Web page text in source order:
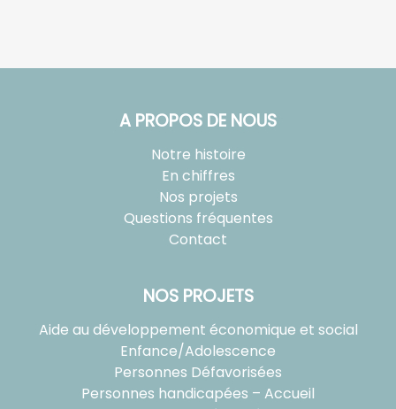
A PROPOS DE NOUS
Notre histoire
En chiffres
Nos projets
Questions fréquentes
Contact
NOS PROJETS
Aide au développement économique et social
Enfance/Adolescence
Personnes Défavorisées
Personnes handicapées – Accueil